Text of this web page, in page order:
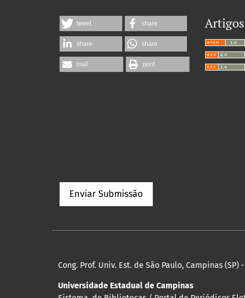
tweet share
share share
mail print
Enviar Submissão
Cong. Prof. Univ. Est. de São Paulo, Campinas (SP) -
Universidade Estadual de Campinas